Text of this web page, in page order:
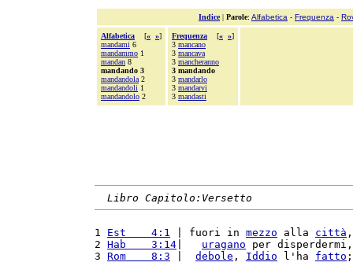
Indice| Parole: Alfabetica - Frequenza -
Alfabetica [« »]
mandami 6
mandammo 1
mandan 8
mandando 3
mandandola 2
mandandoli 1
mandandolo 2
Frequenza [« »]
3 mancano
3 mancava
3 mancheranno
3 mandando
3 mandarlo
3 mandarvi
3 mandasti
Libro Capitolo:Versetto
1 Est    4:1 | fuori in mezzo alla città
2 Hab    3:14 uragano per
3 Rom    8:3 debole , Iddio l'ha fatto